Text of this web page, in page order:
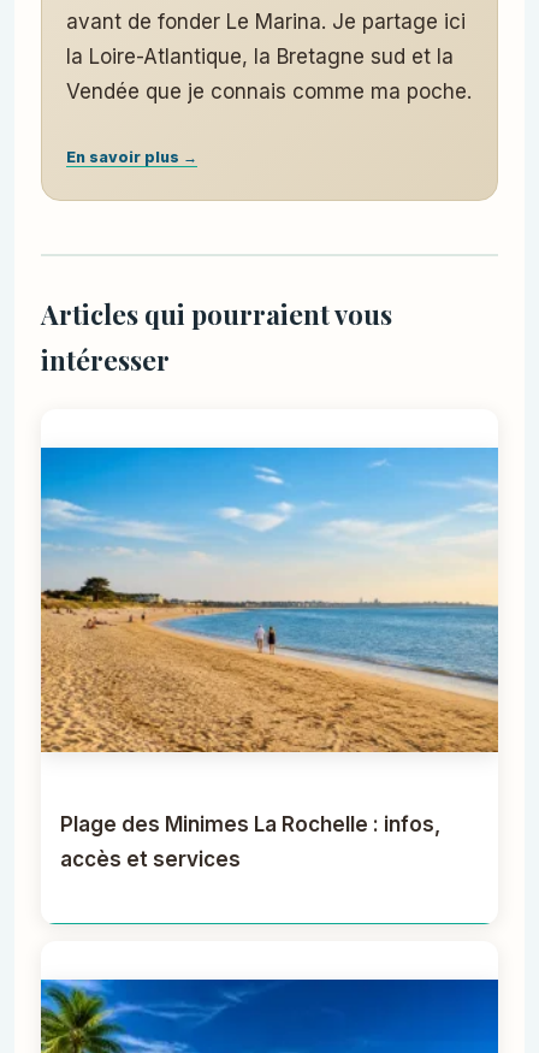
avant de fonder Le Marina. Je partage ici
la Loire-Atlantique, la Bretagne sud et la
Vendée que je connais comme ma poche.
En savoir plus →
Articles qui pourraient vous
intéresser
Plage des Minimes La Rochelle : infos,
accès et services